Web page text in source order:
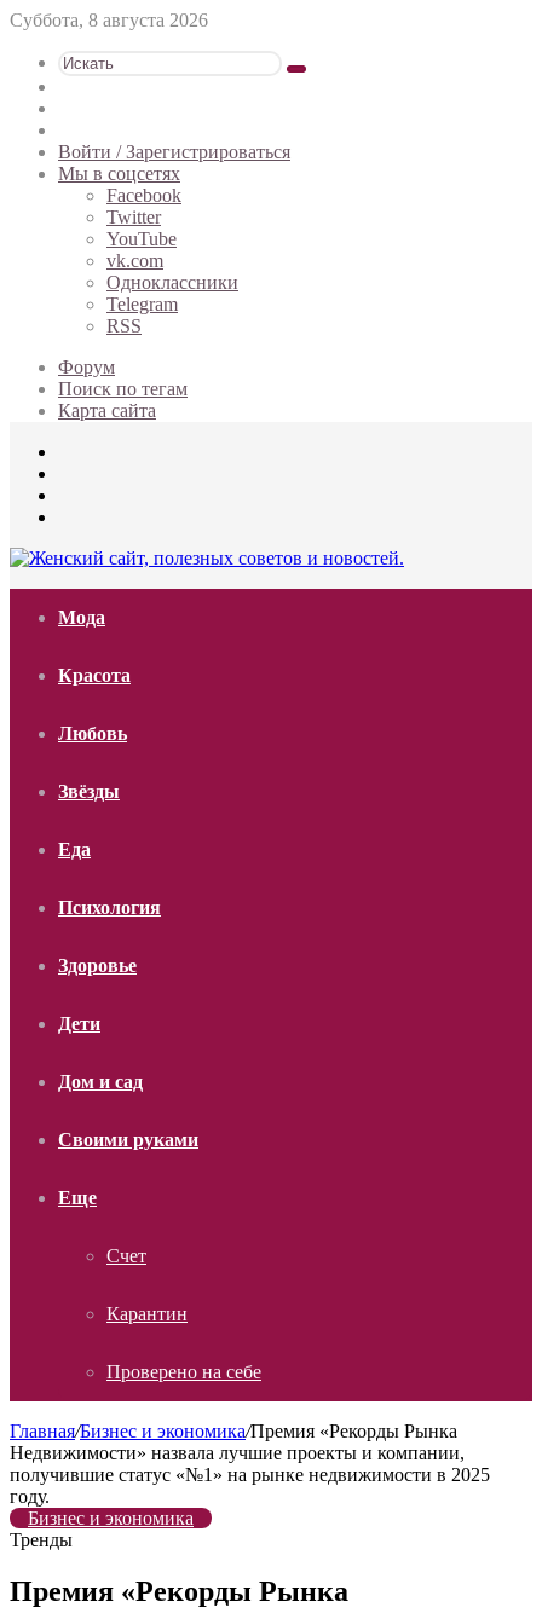
Суббота, 8 августа 2026
Искать
статья
Войти / Зарегистрироваться
Мы в соцсетях
Facebook
Twitter
YouTube
vk.com
Одноклассники
Telegram
RSS
Форум
Поиск по тегам
Карта сайта
Мода
Красота
Любовь
Звёзды
Еда
Психология
Здоровье
Дети
Дом и сад
Своими руками
Еще
Счет
Карантин
Проверено на себе
Главная/Бизнес и экономика/Премия «Рекорды Рынка
Недвижимости» назвала лучшие проекты и компании,
получившие статус «№1» на рынке недвижимости в 2025
году.
Бизнес и экономика
Тренды
Премия «Рекорды Рынка